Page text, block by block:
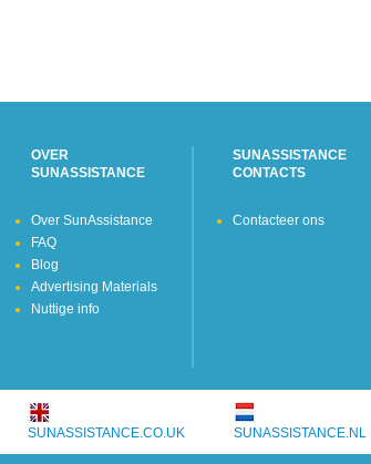
OVER
SUNASSISTANCE
Over SunAssistance
FAQ
Blog
Advertising Materials
Nuttige info
SUNASSISTANCE
CONTACTS
Contacteer ons
SUNASSISTANCE.CO.UK SUNASSISTANCE.NL